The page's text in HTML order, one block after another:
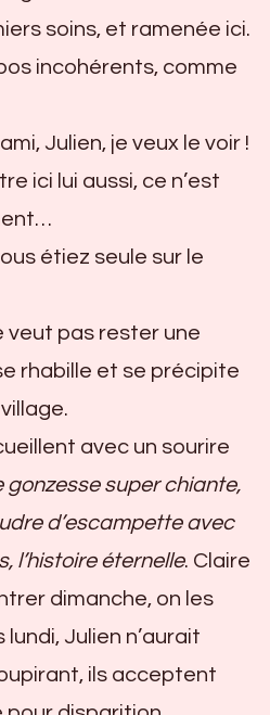
soins, et ramenée ici.
incohérents, comme
Julien, je veux le voir !
ici lui aussi, ce n’est
étiez seule sur le
veut pas rester une
rhabille et se précipite
avec un sourire
gonzesse super chiante,
d’escampette avec
l’histoire éternelle. Claire
dimanche, on les
Julien n’aurait
ils acceptent